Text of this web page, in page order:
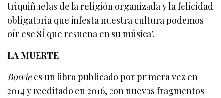
triquiñuelas de la religión organizada y la felicidad
obligatoria que infesta nuestra cultura podemos
oír ese SÍ que resuena en su música’.
LA MUERTE
Bowiees un libro publicado por primera vez en
2014 y reeditado en 2016, con nuevos fragmentos